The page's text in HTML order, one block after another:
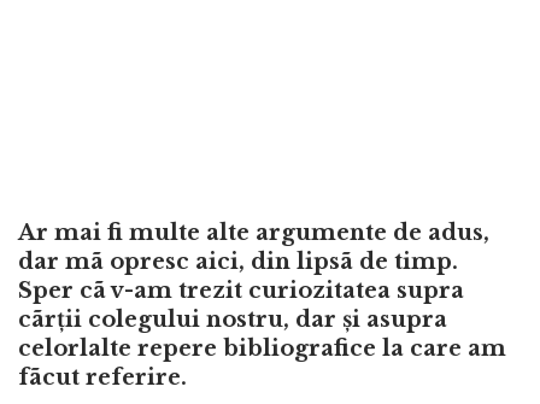
Ar mai fi multe alte argumente de adus,
dar mã opresc aici, din lipsã de timp.
Sper cã v-am trezit curiozitatea supra
cãrții colegului nostru, dar și asupra
celorlalte repere bibliografice la care am
fãcut referire.